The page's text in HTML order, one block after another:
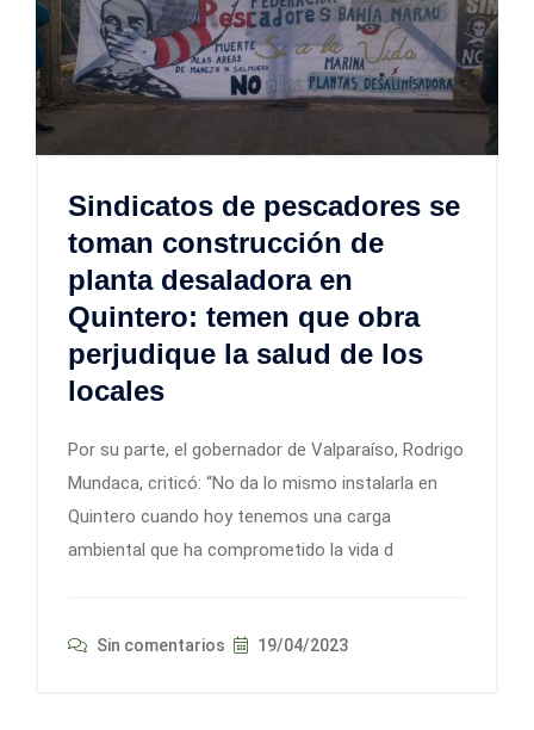
Sindicatos de pescadores se
toman construcción de
planta desaladora en
Quintero: temen que obra
perjudique la salud de los
locales
Por su parte, el gobernador de Valparaíso, Rodrigo
Mundaca, criticó: “No da lo mismo instalarla en
Quintero cuando hoy tenemos una carga
ambiental que ha comprometido la vida d
Sin comentarios 19/04/2023